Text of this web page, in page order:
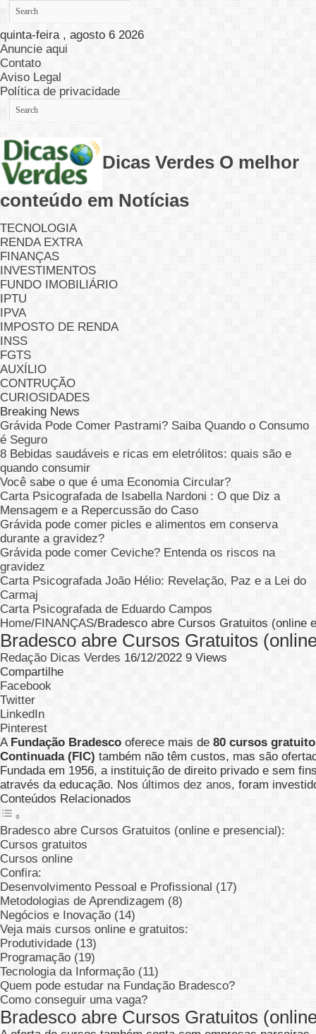
quinta-feira , agosto 6 2026
Anuncie aqui
Contato
Aviso Legal
Política de privacidade
Dicas Verdes O melhor
conteúdo em Notícias
TECNOLOGIA
RENDA EXTRA
FINANÇAS
INVESTIMENTOS
FUNDO IMOBILIÁRIO
IPTU
IPVA
IMPOSTO DE RENDA
INSS
FGTS
AUXÍLIO
CONTRUÇÃO
CURIOSIDADES
Breaking News
Grávida Pode Comer Pastrami? Saiba Quando o Consumo
é Seguro
8 Bebidas saudáveis e ricas em eletrólitos: quais são e
quando consumir
Você sabe o que é uma Economia Circular?
Carta Psicografada de Isabella Nardoni : O que Diz a
Mensagem e a Repercussão do Caso
Grávida pode comer picles e alimentos em conserva
durante a gravidez?
Grávida pode comer Ceviche? Entenda os riscos na
gravidez
Carta Psicografada João Hélio: Revelação, Paz e a Lei do
Carmaj
Carta Psicografada de Eduardo Campos
Home/FINANÇAS/Bradesco abre Cursos Gratuitos (online
Bradesco abre Cursos Gratuitos
Redação Dicas Verdes 16/12/2022 9 Views
Compartilhe
Facebook
Twitter
LinkedIn
Pinterest
A Fundação Bradesco oferece mais de 80 cursos
Continuada (FIC) também não têm custos, mas são
Fundada em 1956, a instituição de direito privado e sem
através da educação. Nos últimos dez anos, foram
Conteúdos Relacionados
Bradesco abre Cursos Gratuitos (online e presencial):
Cursos gratuitos
Cursos online
Confira:
Desenvolvimento Pessoal e Profissional (17)
Metodologias de Aprendizagem (8)
Negócios e Inovação (14)
Veja mais cursos online e gratuitos:
Produtividade (13)
Programação (19)
Tecnologia da Informação (11)
Quem pode estudar na Fundação Bradesco?
Como conseguir uma vaga?
Bradesco abre Cursos Gratuitos